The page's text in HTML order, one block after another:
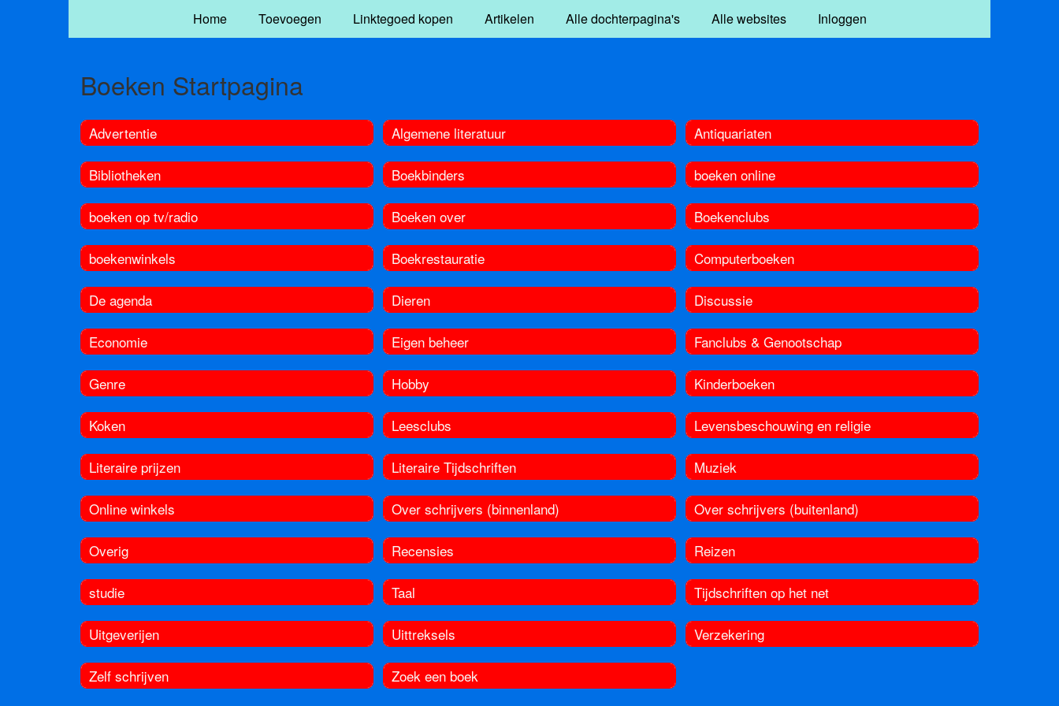
Home Toevoegen Linktegoed kopen Artikelen Alle dochterpagina's Alle websites Inloggen
Boeken Startpagina
Advertentie
Bibliotheken
boeken op tv/radio
boekenwinkels
De agenda
Economie
Genre
Koken
Literaire prijzen
Online winkels
Overig
studie
Uitgeverijen
Zelf schrijven
Algemene literatuur
Boekbinders
Boeken over
Boekrestauratie
Dieren
Eigen beheer
Hobby
Leesclubs
Literaire Tijdschriften
Over schrijvers (binnenland)
Recensies
Taal
Uittreksels
Zoek een boek
Antiquariaten
boeken online
Boekenclubs
Computerboeken
Discussie
Fanclubs & Genootschap
Kinderboeken
Levensbeschouwing en religie
Muziek
Over schrijvers (buitenland)
Reizen
Tijdschriften op het net
Verzekering